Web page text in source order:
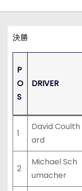
決勝
P
O
S
DRIVER
1
David Coulth
ard
2
Michael Sch
umacher